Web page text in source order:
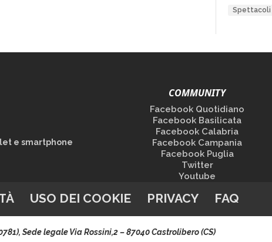
Spettacoli
e smartphone
COMMUNITY
Facebook Quotidiano
Facebook Basilicata
Facebook Calabria
Facebook Campania
Facebook Puglia
Twitter
Youtube
USO DEI COOKIE PRIVACY FAQ
Sede legale Via Rossini,2 – 87040 Castrolibero (CS)